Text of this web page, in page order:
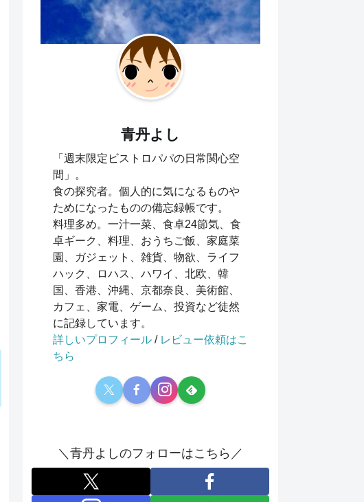
青丹よし
「週末限定ビストロパパの日常関心空
間」。
食の探究者。個人的に気になるものや
ためになったものの備忘録帳です。
料理多め。一汁一菜、食卓24節気、食
卓ギーク、料理、おうちご飯、家庭菜
園、ガジェット、雑貨、物欲、ライフ
ハック、ロハス、ハワイ、北欧、韓
国、香港、沖縄、京都奈良、美術館、
カフェ、家電、ゲーム、投資など徒然
に記録しています。
詳しいプロフィール / レビュー依頼はこ
ちら
＼青丹よしのフォローはこちら／